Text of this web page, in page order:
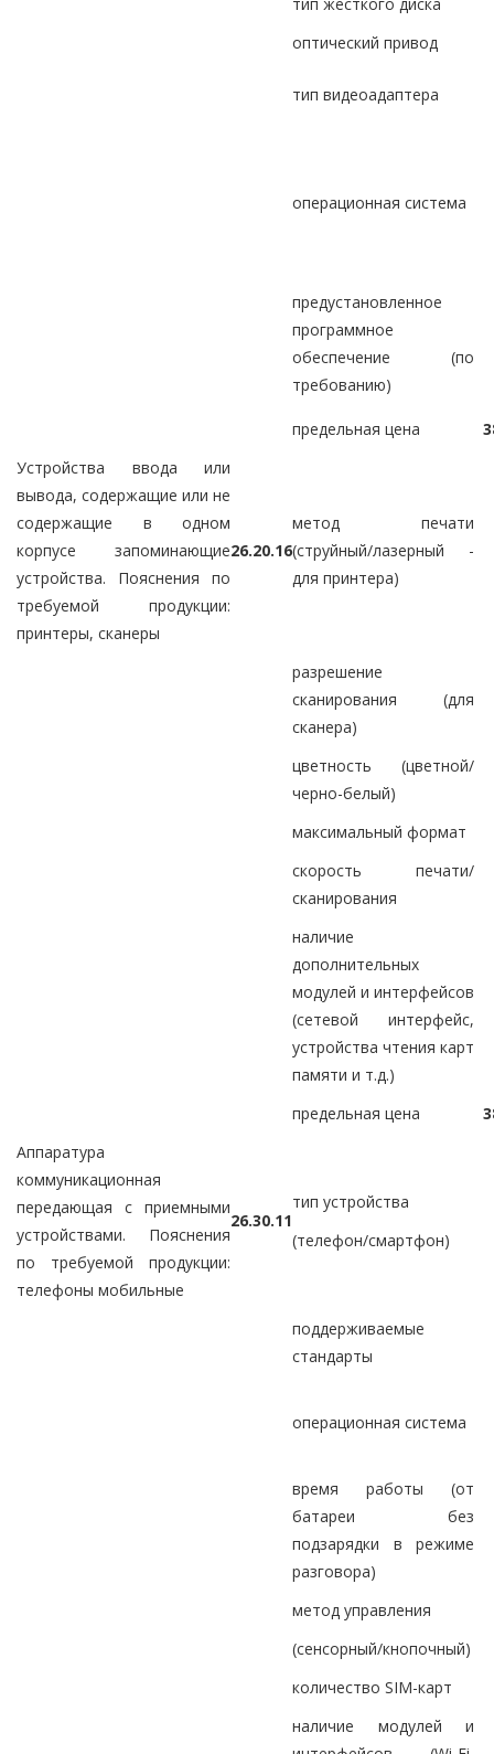
оптический привод
тип видеоадаптера
операционная система
предустановленное
программное
обеспечение (по
требованию)
предельная цена
Устройства ввода или
вывода, содержащие или не
содержащие в одном
корпусе запоминающие
устройства. Пояснения по
требуемой продукции:
принтеры, сканеры
26.20.16
метод печати
(струйный/лазерный -
для принтера)
разрешение
сканирования (для
сканера)
цветность (цветной/
черно-белый)
максимальный формат
скорость печати/
сканирования
наличие
дополнительных
модулей и интерфейсов
(сетевой интерфейс,
устройства чтения карт
памяти и т.д.)
предельная цена
Аппаратура
коммуникационная
передающая с приемными
устройствами. Пояснения
по требуемой продукции:
телефоны мобильные
26.30.11
тип устройства
(телефон/смартфон)
поддерживаемые
стандарты
операционная система
время работы (от
батареи без
подзарядки в режиме
разговора)
метод управления
(сенсорный/кнопочный)
количество SIM-карт
наличие модулей и